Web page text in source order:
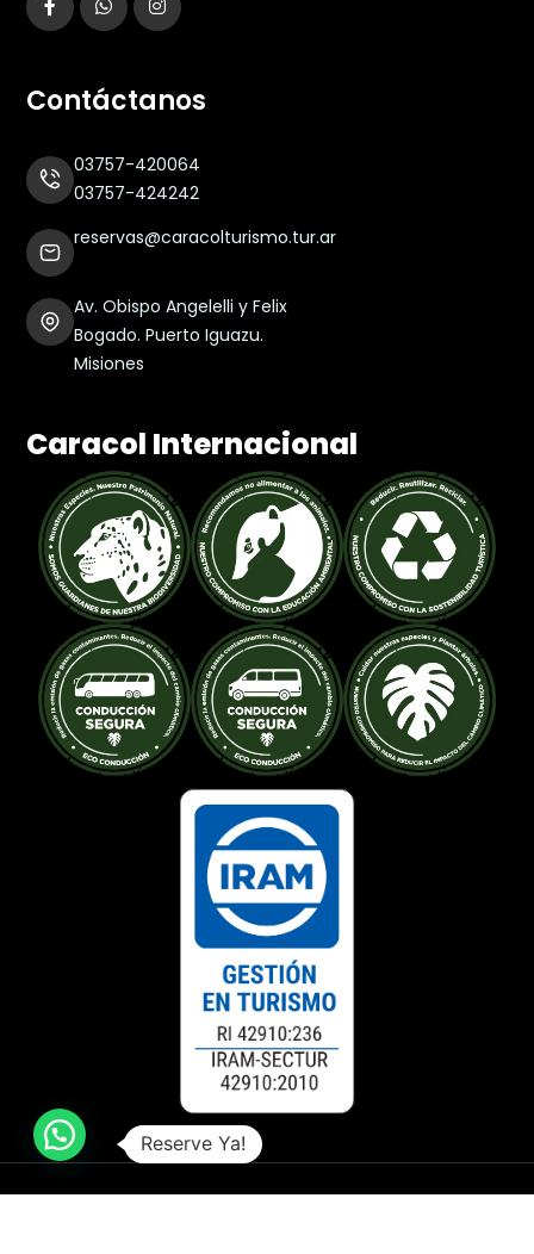
Contáctanos
03757-420064
03757-424242
reservas@caracolturismo.tur.ar
Av. Obispo Angelelli y Felix
Bogado. Puerto Iguazu.
Misiones
Caracol Internacional
Reserve Ya!